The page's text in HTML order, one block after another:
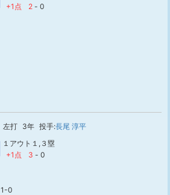
+1点
2 - 0
左打 3年 投手:長尾 淳平
１アウト１,３塁
+1点
3 - 0
1-0